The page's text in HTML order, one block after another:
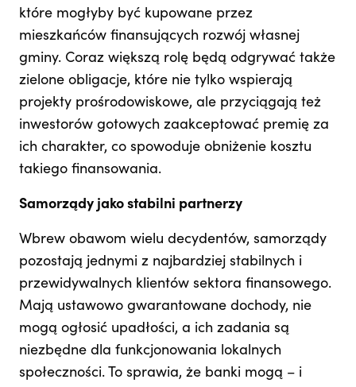
które mogłyby być kupowane przez
mieszkańców finansujących rozwój własnej
gminy. Coraz większą rolę będą odgrywać także
zielone obligacje, które nie tylko wspierają
projekty prośrodowiskowe, ale przyciągają też
inwestorów gotowych zaakceptować premię za
ich charakter, co spowoduje obniżenie kosztu
takiego finansowania.
Samorządy jako stabilni partnerzy
Wbrew obawom wielu decydentów, samorządy
pozostają jednymi z najbardziej stabilnych i
przewidywalnych klientów sektora finansowego.
Mają ustawowo gwarantowane dochody, nie
mogą ogłosić upadłości, a ich zadania są
niezbędne dla funkcjonowania lokalnych
społeczności. To sprawia, że banki mogą – i